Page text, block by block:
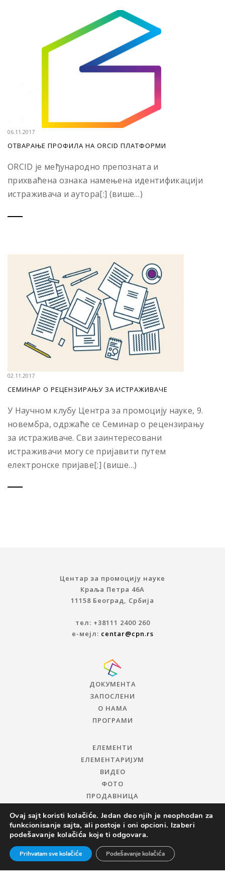
06.11.2017
ОТВАРАЊЕ ПРОФИЛА НА ORCID ПЛАТФОРМИ
ORCID је међународно препозната и
прихваћена ознака намењена идентификацији
истраживача и аутора[:] (више…)
02.11.2017
СЕМИНАР О РЕЦЕНЗИРАЊУ ЗА ИСТРАЖИВАЧЕ
У Научном клубу Центра за промоцију науке, 9.
новембра, одржаће се Семинар о рецензирању
за истраживаче. Сви заинтересовани
истраживачи могу се пријавити путем
електронске пријаве[:] (више…)
Центар за промоцију науке
Краља Петра 46A
11158 Београд, Србија
тел: +38111 2400 260
е-мејл: centar@cpn.rs
ДОКУМЕНТА
ЗАПОСЛЕНИ
О НАМА
ПРОГРАМИ
ЕЛЕМЕНТИ
ЕЛЕМЕНТАРИЈУМ
ВИДЕО
ФОТО
ПРОДАВНИЦА
© 2019 ЦЕНТАР ЗА ПРОМОЦИЈУ НАУКЕ
Ovaj sajt koristi kolačiće. Jedan deo njih je neophodan za
funkcionisanje sajta, ali postoje i oni opcioni. Izaberi
podešavanje kolačića koje ti odgovara.
Prihvatam sve kolačiće Podešavanje kolačića